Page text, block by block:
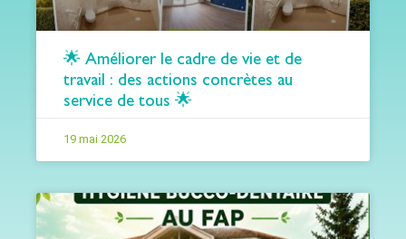
🌟 Améliorer le cadre de vie et de
travail : des actions concrètes au
service de tous 🌟
19 mai 2026